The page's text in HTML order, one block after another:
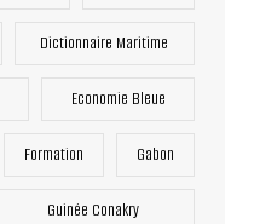
Dictionnaire Maritime
Economie Bleue
Formation Gabon
Guinée Conakry